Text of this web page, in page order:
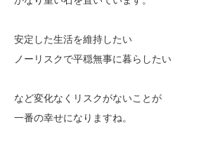
安定した生活を維持したい
ノーリスクで平穏無事に暮らしたい
など変化なくリスクがないことが
一番の幸せになりますね。